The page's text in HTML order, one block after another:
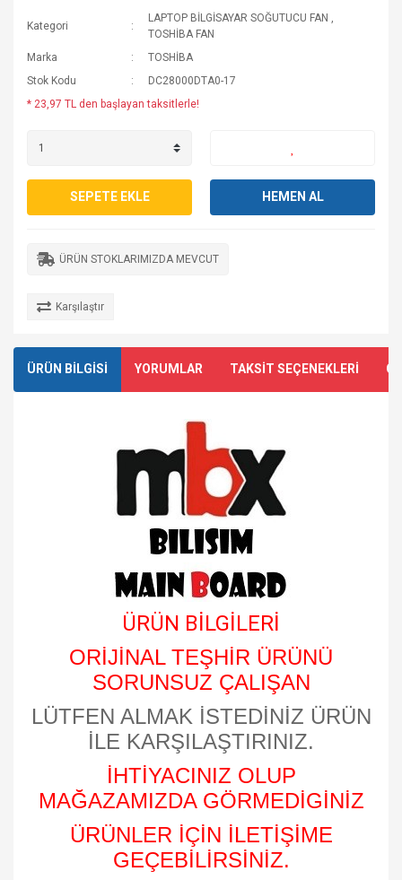
Kategori
LAPTOP BİLGİSAYAR SOĞUTUCU FAN ,
TOSHİBA FAN
Marka
TOSHİBA
Stok Kodu
DC28000DTA0-17
* 23,97 TL den başlayan taksitlerle!
SEPETE EKLE HEMEN AL
ÜRÜN STOKLARIMIZDA MEVCUT
Karşılaştır
ÜRÜN BİLGİSİ YORUMLAR TAKSİT SEÇENEKLERİ
ÜRÜN BİLGİLERİ
ORİJİNAL TEŞHİR ÜRÜNÜ
SORUNSUZ ÇALIŞAN
LÜTFEN ALMAK İSTEDİNİZ ÜRÜN
İLE KARŞILAŞTIRINIZ.
İHTİYACINIZ OLUP
MAĞAZAMIZDA GÖRMEDİGİNİZ
ÜRÜNLER İÇİN İLETİŞİME
GEÇEBİLİRSİNİZ.